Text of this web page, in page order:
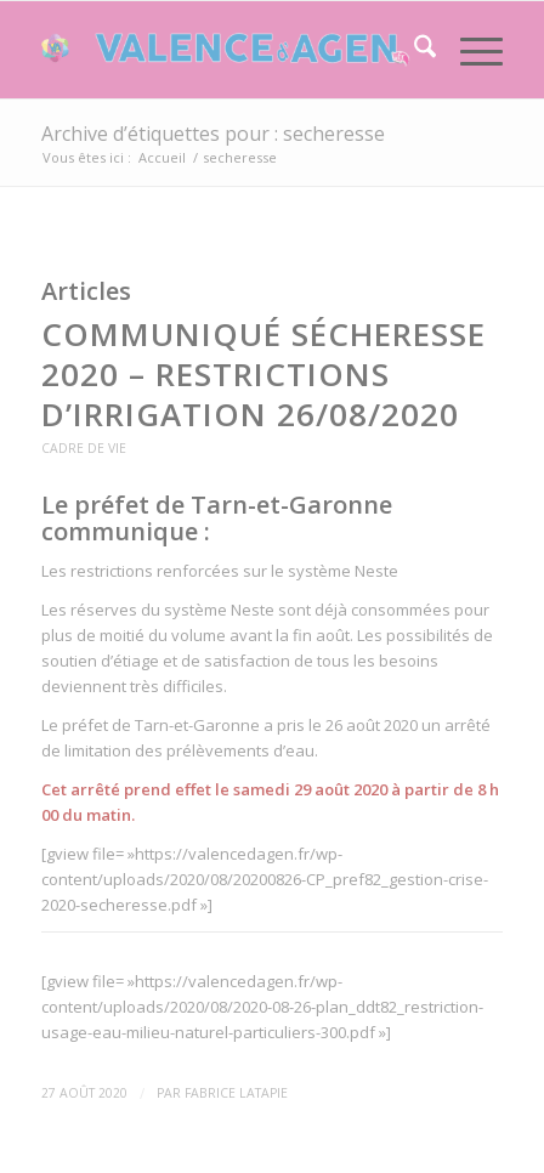
Archive d’étiquettes pour : secheresse
Vous êtes ici : Accueil / secheresse
Articles
COMMUNIQUÉ SÉCHERESSE
2020 – RESTRICTIONS
D’IRRIGATION 26/08/2020
CADRE DE VIE
Le préfet de Tarn-et-Garonne
communique :
Les restrictions renforcées sur le système Neste
Les réserves du système Neste sont déjà consommées pour
plus de moitié du volume avant la fin août. Les possibilités de
soutien d’étiage et de satisfaction de tous les besoins
deviennent très difficiles.
Le préfet de Tarn-et-Garonne a pris le 26 août 2020 un arrêté
de limitation des prélèvements d’eau.
Cet arrêté prend effet le samedi 29 août 2020 à partir de 8 h
00 du matin.
[gview file= »https://valencedagen.fr/wp-
content/uploads/2020/08/20200826-CP_pref82_gestion-crise-
2020-secheresse.pdf »]
[gview file= »https://valencedagen.fr/wp-
content/uploads/2020/08/2020-08-26-plan_ddt82_restriction-
usage-eau-milieu-naturel-particuliers-300.pdf »]
27 AOÛT 2020 PAR FABRICE LATAPIE